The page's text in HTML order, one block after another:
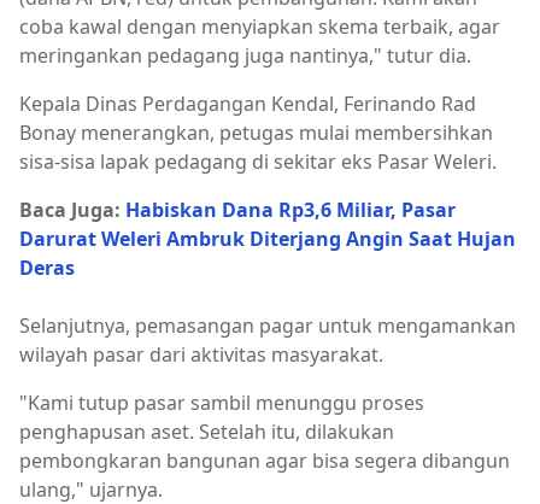
coba kawal dengan menyiapkan skema terbaik, agar
meringankan pedagang juga nantinya," tutur dia.
Kepala Dinas Perdagangan Kendal, Ferinando Rad
Bonay menerangkan, petugas mulai membersihkan
sisa-sisa lapak pedagang di sekitar eks Pasar Weleri.
Baca Juga: Habiskan Dana Rp3,6 Miliar, Pasar
Darurat Weleri Ambruk Diterjang Angin Saat Hujan
Deras
Selanjutnya, pemasangan pagar untuk mengamankan
wilayah pasar dari aktivitas masyarakat.
"Kami tutup pasar sambil menunggu proses
penghapusan aset. Setelah itu, dilakukan
pembongkaran bangunan agar bisa segera dibangun
ulang," ujarnya.